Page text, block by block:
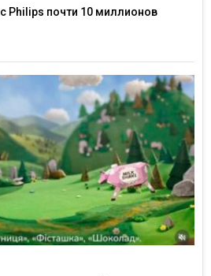
Philips почти 10 миллионов